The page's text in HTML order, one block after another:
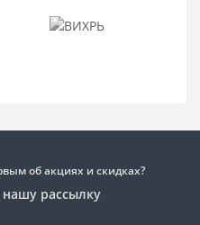
об акциях и скидках?
рассылку